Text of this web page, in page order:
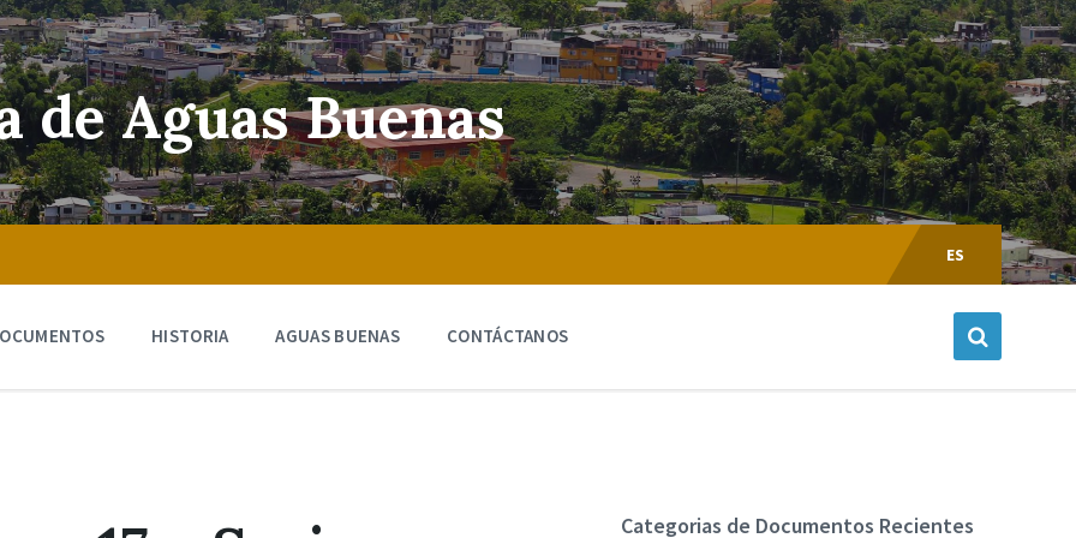
de Aguas Buenas
Escoger
Lenguaje:
ES
HISTORIA AGUAS BUENAS CONTÁCTANOS
Categorias de Documentos Recientes